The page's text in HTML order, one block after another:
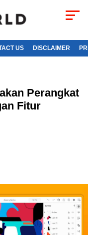
US DISCLAIMER
Perangkat
Fitur